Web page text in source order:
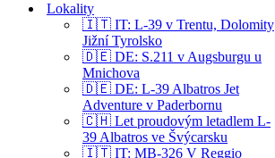
Lokality
🇮🇹 IT: L-39 v Trentu, Dolomity
Jižní Tyrolsko
🇩🇪 DE: S.211 v Augsburgu u
Mnichova
🇩🇪 DE: L-39 Albatros Jet
Adventure v Paderbornu
🇨🇭 Let proudovým letadlem L-
39 Albatros ve Švýcarsku
🇮🇹 IT: MB-326 V Reggio